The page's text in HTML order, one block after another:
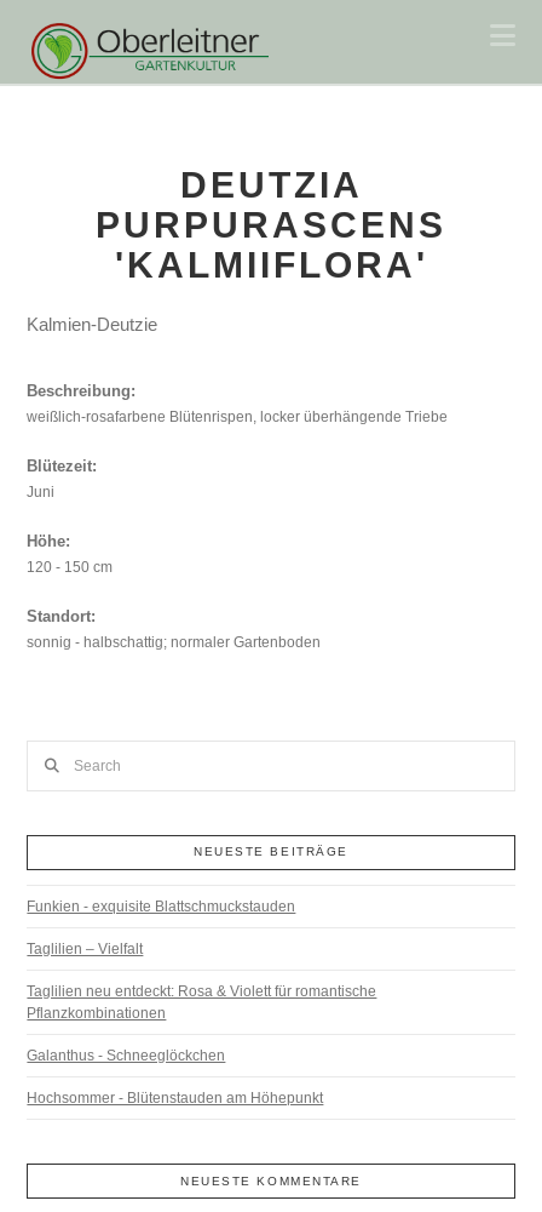
DEUTZIA
PURPURASCENS
'KALMIIFLORA'
Kalmien-Deutzie
Beschreibung:
weißlich-rosafarbene Blütenrispen, locker überhängende Triebe
Blütezeit:
Juni
Höhe:
120 - 150 cm
Standort:
sonnig - halbschattig; normaler Gartenboden
NEUESTE BEITRÄGE
Funkien - exquisite Blattschmuckstauden
Taglilien – Vielfalt
Taglilien neu entdeckt: Rosa & Violett für romantische
Pflanzkombinationen
Galanthus - Schneeglöckchen
Hochsommer - Blütenstauden am Höhepunkt
NEUESTE KOMMENTARE